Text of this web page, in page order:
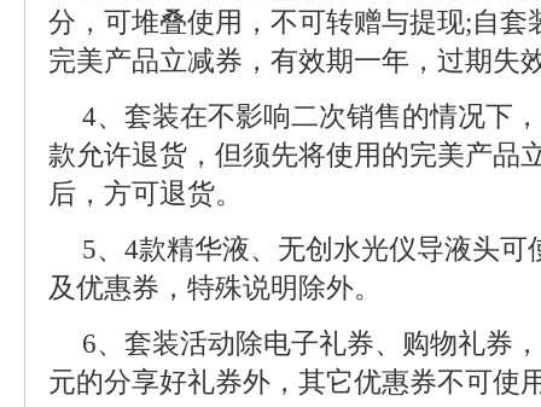
分，可堆叠使用，不可转赠与提现;自套
完美产品立减券，有效期一年，过期失
4、套装在不影响二次销售的情况下
款允许退货，但须先将使用的完美产品
后，方可退货。
5、4款精华液、无创水光仪导液头
及优惠券，特殊说明除外。
6、套装活动除电子礼券、购物礼券
元的分享好礼券外，其它优惠券不可使